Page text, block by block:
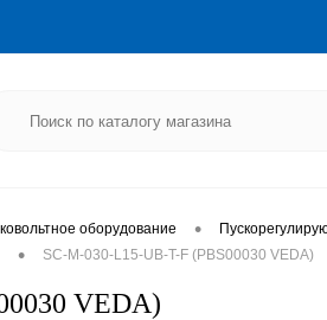
оборудование •
• SC-M-030-L15-UB-T-F (PBS00030 VEDA)
VEDA)